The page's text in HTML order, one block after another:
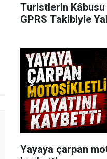
Turistlerin
GPRS Takibiyle
Yayaya çarpan